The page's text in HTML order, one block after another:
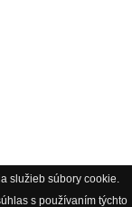
služieb súbory cookie.
s používaním týchto